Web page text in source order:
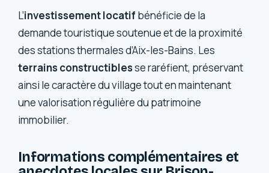
L’investissement locatif bénéficie de la
demande touristique soutenue et de la proximité
des stations thermales d’Aix-les-Bains. Les
terrains constructiblesse raréfient, préservant
ainsi le caractère du village tout en maintenant
une valorisation régulière du patrimoine
immobilier.
Informations complémentaires et